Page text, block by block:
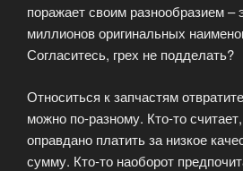
поражает своим разнообразием –
миллионов оригинальных
Согласитесь, грех не подделать?
Относиться к запчастям
можно по-разному. Кто-то
оправдано платить за низкое
сумму. Кто-то наоборот